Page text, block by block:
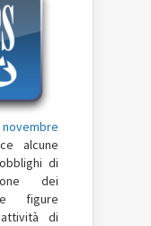
alcune
di
dei
figure
di